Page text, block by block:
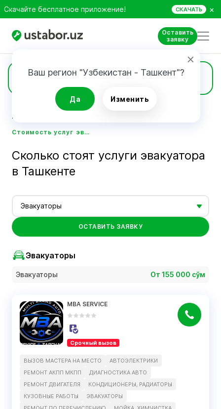
Скачайте бесплатное приложение! СКАЧАТЬ ×
Оставить
заявку
Ваш регион "Узбекистан - Ташкент"?
Да Изменить
Цены
Главная
Стоимость услуг эвакуатора в Ташкенте - Ustabor.uz
Сколько стоят услуги эвакуатора
в Ташкенте
Эвакуаторы
ОСТАВИТЬ ЗАЯВКУ
Эвакуаторы
Эвакуаторы От 155 000 сўм
MBA SERVICE
Срочный вызов
ВЫЗОВ МАСТЕРА НА МЕСТО
АВТОЭЛЕКТРИКИ
РЕМОНТ АКПП МКПП
ДИАГНОСТИКА АВТО
РЕМОНТ ДВИГАТЕЛЯ
КОНДИЦИОНЕРЫ, РАДИАТОРЫ
КУЗОВНЫЕ РАБОТЫ
ЭВАКУАТОРЫ